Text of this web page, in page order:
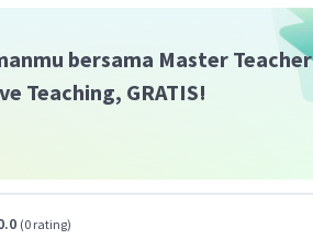
bersama Master Teacher
Teaching, GRATIS!
(0 rating)